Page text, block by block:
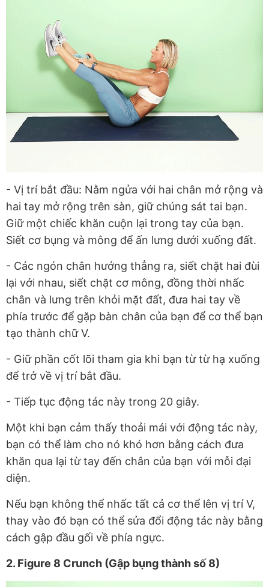
- Vị trí bắt đầu: Nằm ngửa với hai chân mở rộng và
hai tay mở rộng trên sàn, giữ chúng sát tai bạn.
Giữ một chiếc khăn cuộn lại trong tay của bạn.
Siết cơ bụng và mông để ấn lưng dưới xuống đất.
- Các ngón chân hướng thẳng ra, siết chặt hai đùi
lại với nhau, siết chặt cơ mông, đồng thời nhấc
chân và lưng trên khỏi mặt đất, đưa hai tay về
phía trước để gặp bàn chân của bạn để cơ thể bạn
tạo thành chữ V.
- Giữ phần cốt lõi tham gia khi bạn từ từ hạ xuống
để trở về vị trí bắt đầu.
- Tiếp tục động tác này trong 20 giây.
Một khi bạn cảm thấy thoải mái với động tác này,
bạn có thể làm cho nó khó hơn bằng cách đưa
khăn qua lại từ tay đến chân của bạn với mỗi đại
diện.
Nếu bạn không thể nhấc tất cả cơ thể lên vị trí V,
thay vào đó bạn có thể sửa đổi động tác này bằng
cách gập đầu gối về phía ngực.
2. Figure 8 Crunch (Gập bụng thành số 8)